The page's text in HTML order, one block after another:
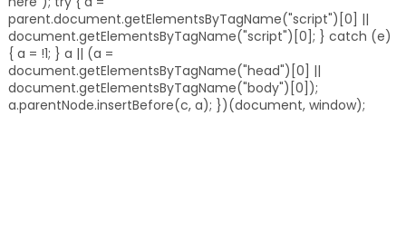
parent.document.getElementsByTagName("script")[0] ||
document.getElementsByTagName("script")[0]; } catch (e)
{ a = !1; } a || (a =
document.getElementsByTagName("head")[0] ||
document.getElementsByTagName("body")[0]);
a.parentNode.insertBefore(c, a); })(document, window);